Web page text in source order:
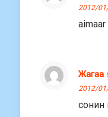
2012/
aimaar
Жагаа
2012/
сонин